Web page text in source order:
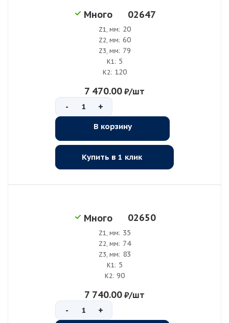
Много 02647
Z1, мм: 20
Z2, мм: 60
Z3, мм: 79
K1: 5
K2: 120
7 470.00 ₽/шт
-
+
В корзину
Купить в 1 клик
Много 02650
Z1, мм: 35
Z2, мм: 74
Z3, мм: 83
K1: 5
K2: 90
7 740.00 ₽/шт
-
+